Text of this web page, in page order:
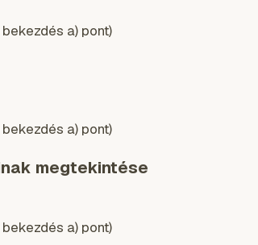
a) pont)
a) pont)
megtekintése
a) pont)